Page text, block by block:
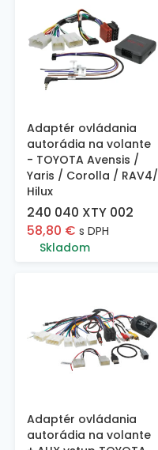
Adaptér ovládania
autorádia na volante
- TOYOTA Avensis /
Yaris / Corolla / RAV4/
Hilux
240 040 XTY 002
58,80 € s DPH
Skladom
Adaptér ovládania
autorádia na volante